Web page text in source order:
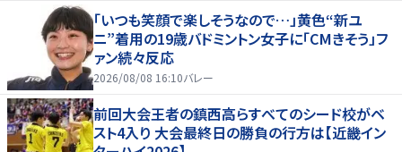
「いつも笑顔で楽しそうなので…」黄色“新ユ
ニ”着用の19歳バドミントン女子に「CMきそう」フ
ァン続々反応
2026/08/08 16:10バレー
前回大会王者の鎮西高らすべてのシード校がベ
スト4入り 大会最終日の勝負の行方は【近畿イン